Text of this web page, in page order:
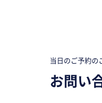
当日のご予約の
お問い